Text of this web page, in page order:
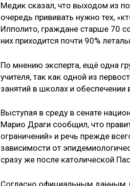
Медик сказал, что выходом из
очередь прививать нужно тех,
Ипполито, граждане старше 70
них приходится почти 90%
По мнению эксперта, ещё одна
учителя, так как одной из
занятий в школах и обеспечении
Выступая в среду в сенате
Марио Драги сообщил, что
ограничений» и речь прежде
зависимости от
сразу же после католической
Согласно официальным данным,